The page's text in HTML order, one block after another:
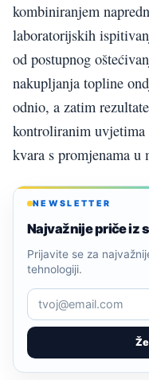
kombiniranjem
laboratorijskih
od postupnog
nakupljanja topline
odnio, a zatim
kontroliranim uvjetima
kvara s promjenama u
NEWSLETTER
Najvažnije priče iz
Prijavite se za
tehnologiji.